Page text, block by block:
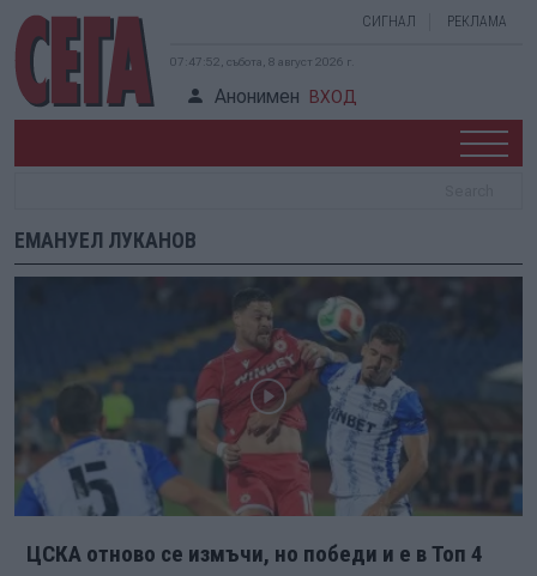
СИГНАЛ РЕКЛАМА
07:47:52, събота, 8 август 2026 г.
Анонимен ВХОД
ЕМАНУЕЛ ЛУКАНОВ
ЦСКА отново се измъчи, но победи и е в Топ 4